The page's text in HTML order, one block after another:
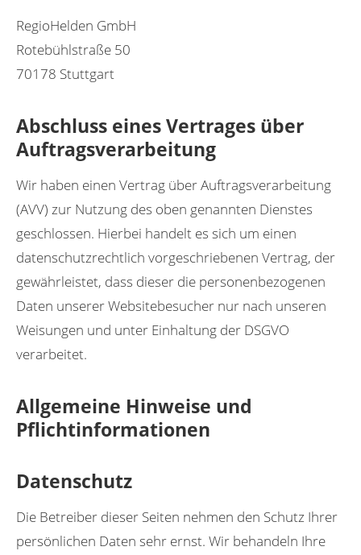
RegioHelden GmbH
Rotebühlstraße 50
70178 Stuttgart
Abschluss eines Vertrages über
Auftragsverarbeitung
Wir haben einen Vertrag über Auftragsverarbeitung
(AVV) zur Nutzung des oben genannten Dienstes
geschlossen. Hierbei handelt es sich um einen
datenschutzrechtlich vorgeschriebenen Vertrag, der
gewährleistet, dass dieser die personenbezogenen
Daten unserer Websitebesucher nur nach unseren
Weisungen und unter Einhaltung der DSGVO
verarbeitet.
Allgemeine Hinweise und
Pflichtinformationen
Datenschutz
Die Betreiber dieser Seiten nehmen den Schutz Ihrer
persönlichen Daten sehr ernst. Wir behandeln Ihre